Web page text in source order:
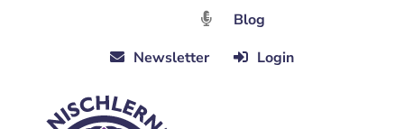
Blog
Newsletter
Login